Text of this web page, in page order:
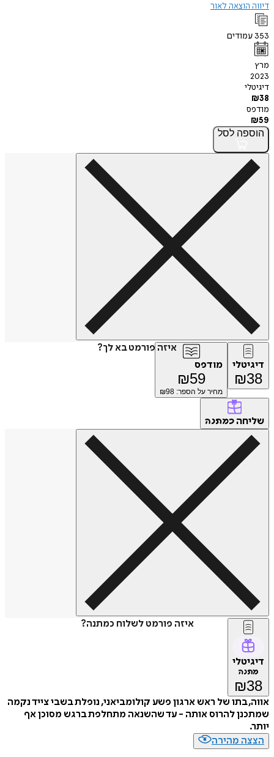
דיווה הוצאה לאור
353 עמודים
מרץ
2023
דיגיטלי
₪38
מודפס
₪59
הוספה לסל
איזה פורמט בא לך?
דיגיטלי
₪38
מודפס
₪59
מחיר על הספר: ₪ 98
שליחה כמתנה
איזה פורמט לשלוח כמתנה?
דיגיטלי
מתנה
₪38
אווה, בתו של ראש ארגון פשע קולומביאני, נופלת בשבי צייד נקמה
שמתכנן להרוס אותה - עד שהשנאה מתחלפת ברגש מסוכן אף
יותר.
הצצה מהירה